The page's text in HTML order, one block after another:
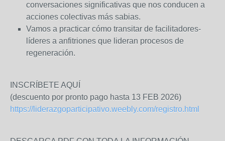
conversaciones significativas que nos conducen a
acciones colectivas más sabias.
Vamos a practicar cómo transitar de facilitadores-
líderes a anfitriones que lideran procesos de
regeneración.
INSCRÍBETE AQUÍ
(descuento por pronto pago hasta 13 FEB 2026)
https://liderazgoparticipativo.weebly.com/registro.html